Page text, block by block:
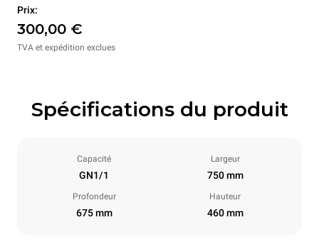
Prix:
300,00 €
TVA et expédition exclues
Spécifications du produit
Capacité
GN1/1
Largeur
750 mm
Profondeur
675 mm
Hauteur
460 mm